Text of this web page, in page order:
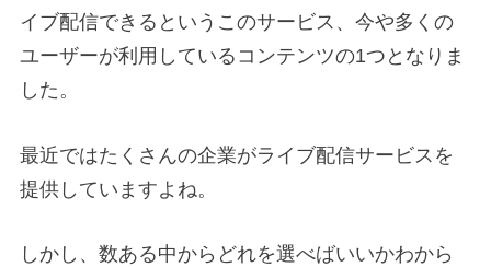
イブ配信できるというこのサービス、今や多くの
ユーザーが利用しているコンテンツの1つとなりま
した。
最近ではたくさんの企業がライブ配信サービスを
提供していますよね。
しかし、数ある中からどれを選べばいいかわから